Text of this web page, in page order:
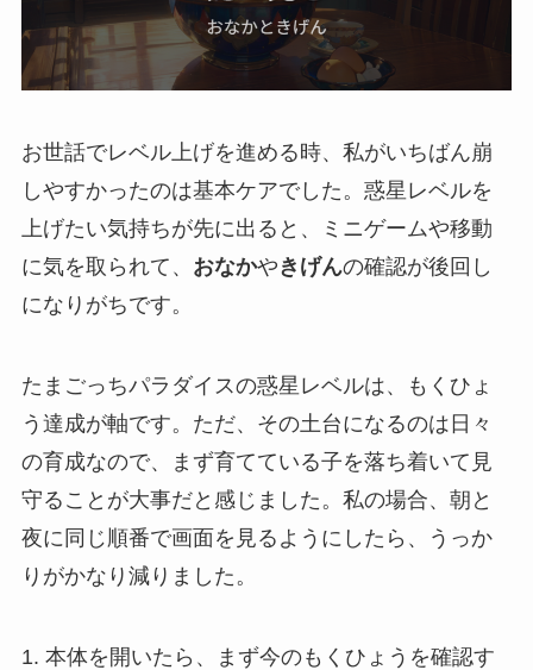
お世話でレベル上げを進める時、私がいちばん崩
しやすかったのは基本ケアでした。惑星レベルを
上げたい気持ちが先に出ると、ミニゲームや移動
に気を取られて、 おなかやきげんの確認が後回し
になりがちです。
たまごっちパラダイスの惑星レベルは、もくひょ
う達成が軸です。ただ、その土台になるのは日々
の育成なので、まず育てている子を落ち着いて見
守ることが大事だと感じました。私の場合、朝と
夜に同じ順番で画面を見るようにしたら、うっか
りがかなり減りました。
1. 本体を開いたら、まず今のもくひょうを確認す